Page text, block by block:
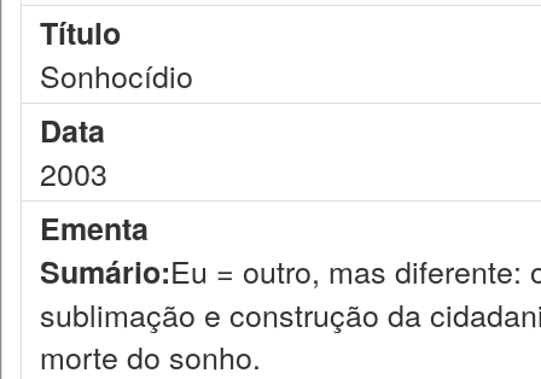
Título
Sonhocídio
Data
2003
Ementa
Sumário:Eu = outro, mas diferente:
sublimação e construção da
morte do sonho.